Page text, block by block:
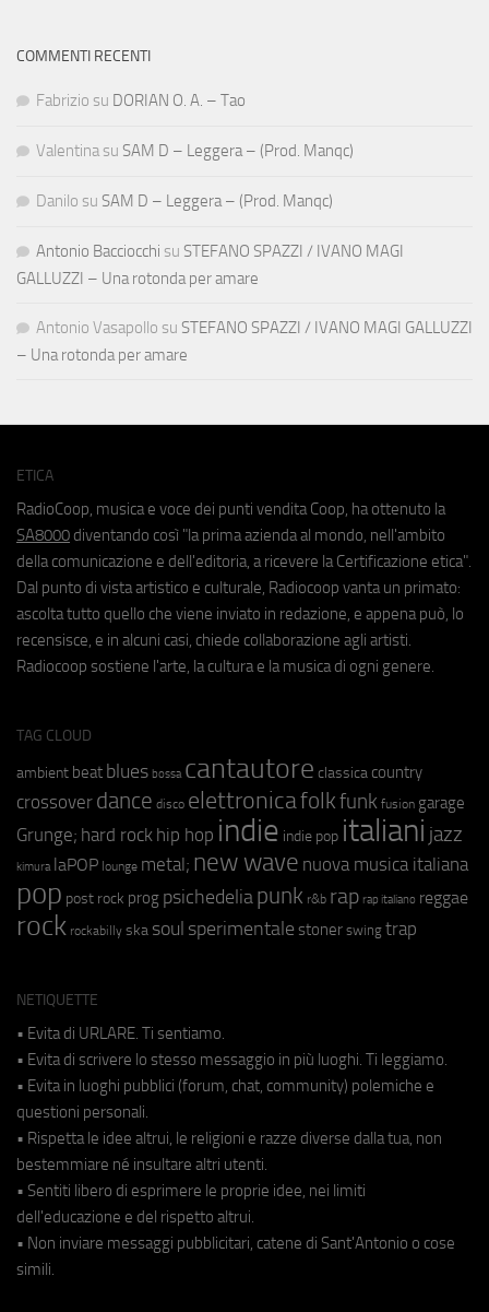
COMMENTI RECENTI
Fabrizio su DORIAN O. A. – Tao
Valentina su SAM D – Leggera – (Prod. Manqc)
Danilo su SAM D – Leggera – (Prod. Manqc)
Antonio Bacciocchi su STEFANO SPAZZI / IVANO MAGI
GALLUZZI – Una rotonda per amare
Antonio Vasapollo su STEFANO SPAZZI / IVANO MAGI GALLUZZI
– Una rotonda per amare
ETICA
RadioCoop, musica e voce dei punti vendita Coop, ha ottenuto la
SA8000 diventando così "la prima azienda al mondo, nell'ambito
della comunicazione e dell'editoria, a ricevere la Certificazione etica".
Dal punto di vista artistico e culturale, Radiocoop vanta un primato:
ascolta tutto quello che viene inviato in redazione, e appena può, lo
recensisce, e in alcuni casi, chiede collaborazione agli artisti.
Radiocoop sostiene l'arte, la cultura e la musica di ogni genere.
TAG CLOUD
ambient beat blues bossa cantautore classica country
crossover dance disco elettronicafolkfunk fusion garage
Grunge; hard rock hip hop indie indie pop italiani jazz
kimura laPOP lounge metal; new wave nuova musica italiana
pop post rock prog psichedeliapunk r&b rap rap italiano reggae
rock rockabilly ska soul sperimentale stoner swing trap
NETIQUETTE
• Evita di URLARE. Ti sentiamo.
• Evita di scrivere lo stesso messaggio in più luoghi. Ti leggiamo.
• Evita in luoghi pubblici (forum, chat, community) polemiche e
questioni personali.
• Rispetta le idee altrui, le religioni e razze diverse dalla tua, non
bestemmiare né insultare altri utenti.
• Sentiti libero di esprimere le proprie idee, nei limiti
dell'educazione e del rispetto altrui.
• Non inviare messaggi pubblicitari, catene di Sant'Antonio o cose
simili.